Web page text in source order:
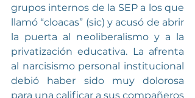
grupos internos de la SEP a los que
llamó “cloacas” (sic) y acusó de abrir
la puerta al neoliberalismo y a la
privatización educativa. La afrenta
al narcisismo personal institucional
debió haber sido muy dolorosa
para una calificar a sus compañeros